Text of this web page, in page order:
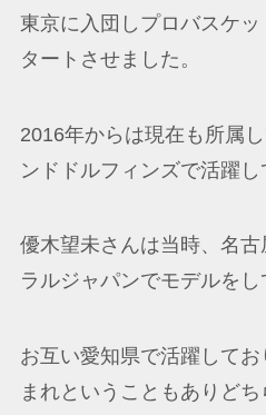
東京に入団しプロバスケ
タートさせました。
2016年からは現在も所属
ンドドルフィンズで活躍し
優木望未さんは当時、名
ラルジャパンでモデルをし
お互い愛知県で活躍して
まれということもありど